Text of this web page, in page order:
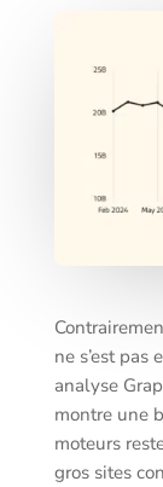
ne s’est pas
analyse
montre une
moteurs
gros sites